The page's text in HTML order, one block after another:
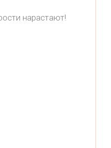
нарастают!